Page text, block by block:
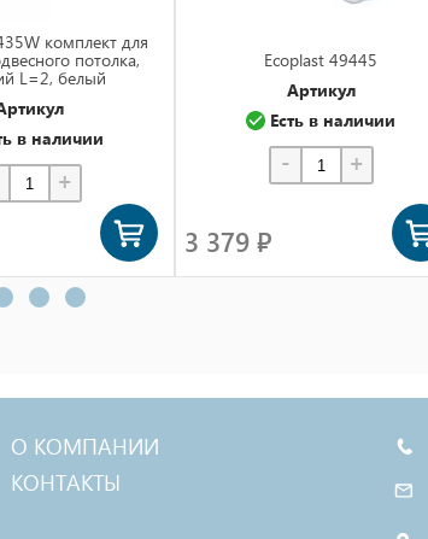
комплект для
потолка,
L=2, белый
в наличии
+
Ecoplast 49445
Артикул
Есть в наличии
- +
3 379 ₽
О КОМПАНИИ
КОНТАКТЫ